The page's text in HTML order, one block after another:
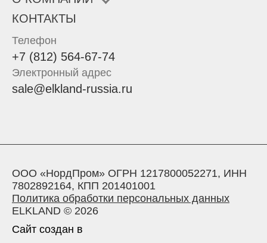
КОНТАКТЫ
Телефон
+7 (812) 564-67-74
Электронный адрес
sale@elkland-russia.ru
ООО «НордПром» ОГРН 1217800052271, ИНН
7802892164, КПП 201401001
Политика обработки персональных данных
ELKLAND © 2026
Сайт создан в